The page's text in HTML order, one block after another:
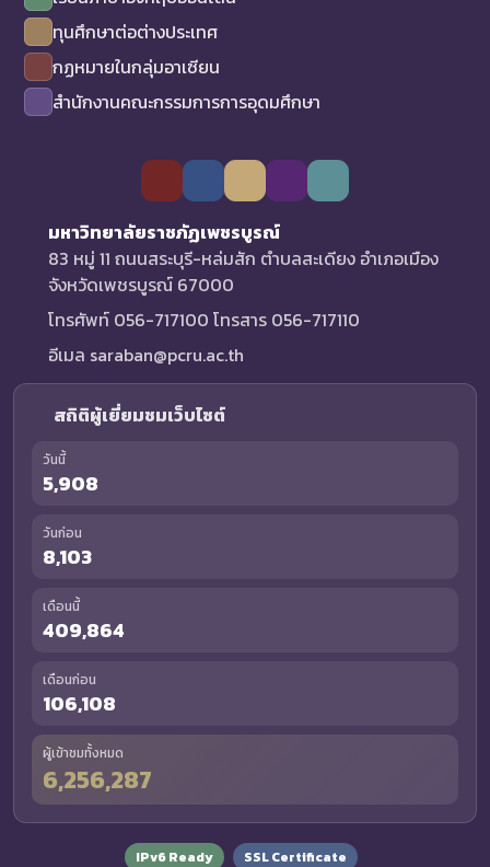
ทุนศึกษาต่อต่างประเทศ
กฏหมายในกลุ่มอาเซียน
สำนักงานคณะกรรมการการอุดมศึกษา
มหาวิทยาลัยราชภัฏเพชรบูรณ์
83 หมู่ 11 ถนนสระบุรี-หล่มสัก ตำบลสะเดียง อำเภอเมือง
จังหวัดเพชรบูรณ์ 67000
โทรศัพท์ 056-717100 โทรสาร 056-717110
อีเมล saraban@pcru.ac.th
สถิติผู้เยี่ยมชมเว็บไซต์
วันนี้
5,908
วันก่อน
8,103
เดือนนี้
409,864
เดือนก่อน
106,108
ผู้เข้าชมทั้งหมด
6,256,287
IPv6 Ready SSL Certificate